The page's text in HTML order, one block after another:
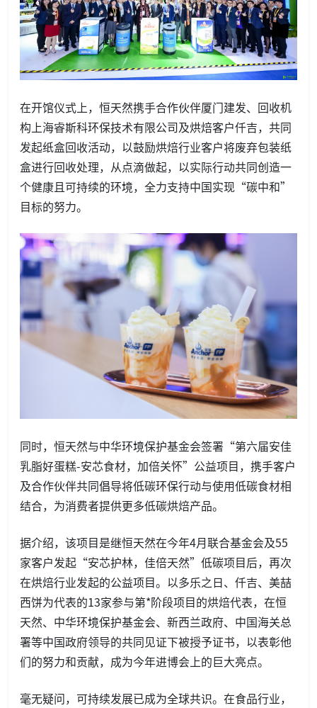
在开馆仪式上，恒天然携手合作伙伴厦门建发、回收机
构上海睿斯科环保技术有限公司及烘焙客户仟吉，共同
发起纸盒回收活动，以鼓励烘焙行业客户将废弃包装纸
盒进行回收处理，从点滴做起，以实际行动共同创造一
个健康且可持续的环境，全力支持中国实现“碳中和”
目标的努力。
同时，恒天然与中华环境保护基金会签署“第六届安佳
乳脂好蛋糕-安芯食材，加倍关怀”公益项目，携手客户
及合作伙伴共同倡导将低碳环保行动与使用低碳食材相
结合，为消费者提供更多低碳烘焙产品。
据介绍，该项目是继恒天然在今年4月联合基金会及55
家客户发起“安芯护林，佳倍天然”低碳项目后，再次
在烘焙行业发起的公益项目。以多乐之日、仟吉、美喆
西饼为代表的13家参与第*阶段项目的烘焙代表，在恒
天然、中华环境保护基金会、新西兰政府、中国海关总
署等中国政府领导的共同见证下被授予证书，以表彰他
们的努力和贡献，成为今年进博会上的巨大亮点。
毫无疑问，可持续发展已成为全球共识。在食品行业，